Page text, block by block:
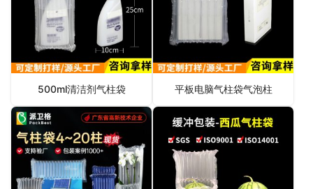
500ml清洁剂气柱袋 平板电脑气柱袋气泡柱